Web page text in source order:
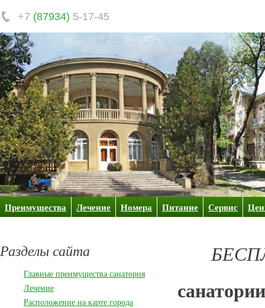
+7 (87934) 5-17-45
Преимущества Лечение Номера Питание Сервис
Разделы сайта
Главные преимущества санатория
Лечение
Расположение на карте города